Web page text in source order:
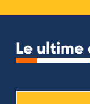
Le ultime